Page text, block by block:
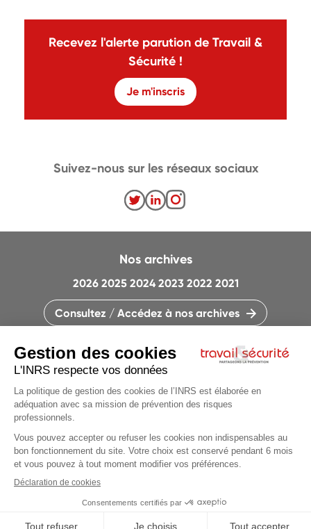
Articles du
Recevez l'alerte parution de Travail &
Sécurité !
Je m'inscris
CONTACTEZ LA RÉDACTION
QUI SOMMES-NOUS ?
PLAN DU SITE
PARAMÈTRES DES COOKIES
CHARTE DES COOKIES ET TRACEURS
Nos archives
2026 2025 2024 2023 2022 2021
Consultez / Accédez à nos archives
Suivez-nous sur les réseaux sociaux